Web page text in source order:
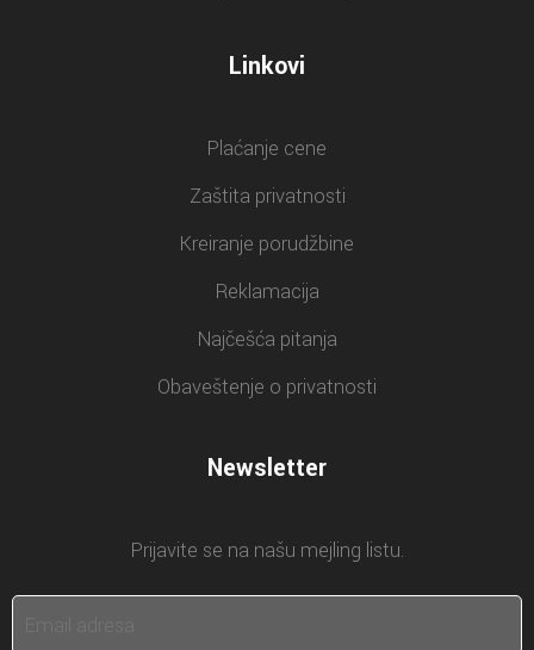
Linkovi
Plaćanje cene
Zaštita privatnosti
Kreiranje porudžbine
Reklamacija
Najčešća pitanja
Obaveštenje o privatnosti
Newsletter
Prijavite se na našu mejling listu.